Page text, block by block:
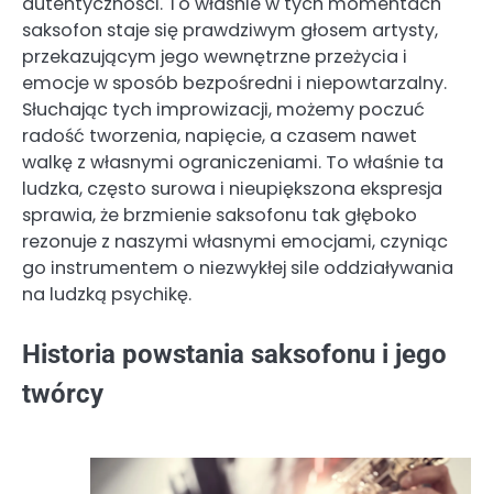
saksofon staje się prawdziwym głosem artysty,
przekazującym jego wewnętrzne przeżycia i
emocje w sposób bezpośredni i niepowtarzalny.
Słuchając tych improwizacji, możemy poczuć
radość tworzenia, napięcie, a czasem nawet
walkę z własnymi ograniczeniami. To właśnie ta
ludzka, często surowa i nieupiększona ekspresja
sprawia, że brzmienie saksofonu tak głęboko
rezonuje z naszymi własnymi emocjami, czyniąc
go instrumentem o niezwykłej sile oddziaływania
na ludzką psychikę.
Historia powstania saksofonu i jego
twórcy